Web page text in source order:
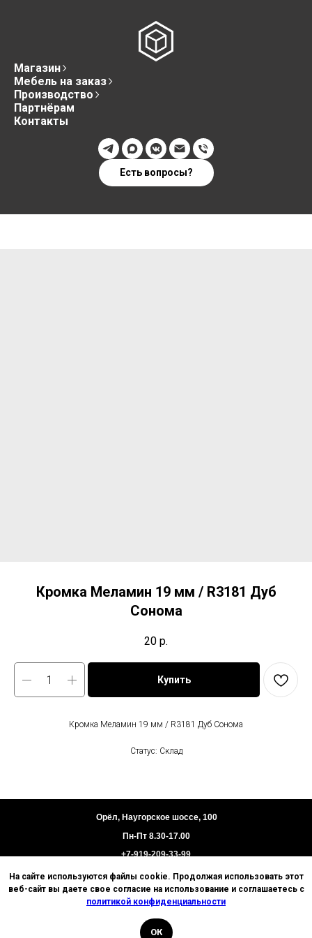
Магазин
Мебель на заказ
Производство
Партнёрам
Контакты
Есть вопросы?
Кромка Меламин 19 мм / R3181 Дуб
Сонома
20 р.
Купить
Кромка Меламин 19 мм / R3181 Дуб Сонома
Статус: Склад
На сайте используются файлы cookie. Продолжая использовать этот
веб-сайт вы даете свое согласие на использование и соглашаетесь с
политикой конфиденциальности
ОК
Политика конфиденциальности
Пользовательское соглашение
Орёл, Наугорское шоссе, 100
Пн-Пт 8.30-17.00
+7-919-209-33-99